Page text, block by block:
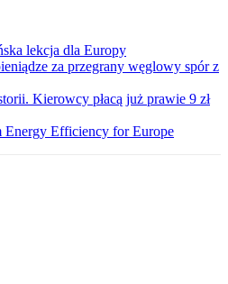
lekcja dla Europy
za przegrany węglowy spór z
Kierowcy płacą już prawie 9 zł
Energy Efficiency for Europe